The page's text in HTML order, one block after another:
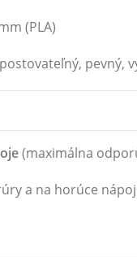
(PLA)
pevný,
(maximálna
a na horúce